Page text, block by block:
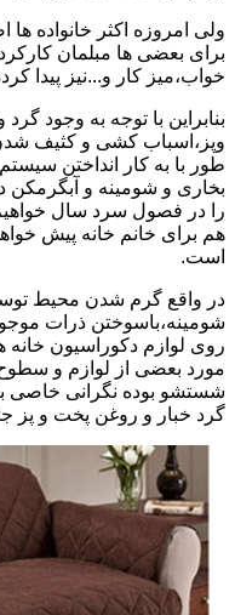
ولی امروزه اکثر خانواده
برای بعضی ها مبلمان
خواب،میز کار و...نیز پیدا
بنابراین با توجه به وجود
وپز،اسباب کشی و کثیف شدن
طور با به کار انداختن
بخاری و شومینه و آبگرمکن
را در فصول سرد سال
هم برای خانم خانه پیش
است.
در واقع گرم شدن محیط
شومینه،باسوختن ذرات موجود
روی لوازم دکوراسیون خانه
مورد بعضی از لوازم و سطوح
شستشو بوده نگرانی خاصی
گرد خبار و روغن پخت و پز